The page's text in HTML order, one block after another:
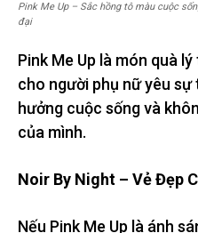
Pink Me Up – Sắc hồng tô màu cuộc
đại
Pink Me Up là món quà
cho người phụ nữ yêu
hưởng cuộc sống và
của mình.
Noir By Night – Vẻ Đẹp
Nếu Pink Me Up là ánh